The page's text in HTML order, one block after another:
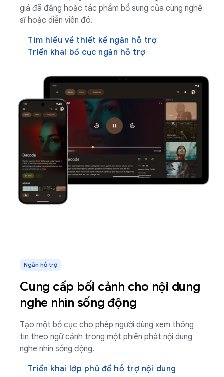
giá đã đăng hoặc tác phẩm bổ sung của cùng nghệ
sĩ hoặc diễn viên đó.
Tìm hiểu về thiết kế ngăn hỗ trợ
Triển khai bố cục ngăn hỗ trợ
Ngăn hỗ trợ
Cung cấp bối cảnh cho nội dung
nghe nhìn sống động
Tạo một bố cục cho phép người dùng xem thông
tin theo ngữ cảnh trong một phiên phát nội dung
nghe nhìn sống động.
Triển khai lớp phủ để hỗ trợ nội dung